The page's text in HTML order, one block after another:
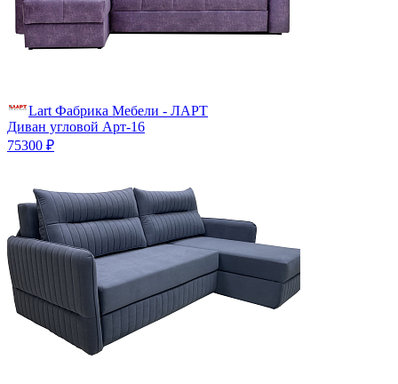
Lart Фабрика Мебели - ЛАРТ
Диван угловой Арт-16
75300 ₽